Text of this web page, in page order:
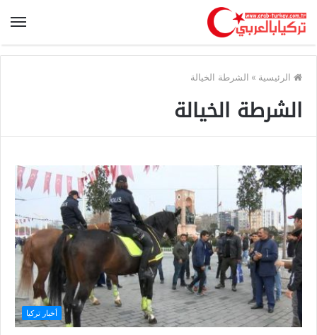
الرئيسية » الشرطة الخيالة
الشرطة الخيالة
أخبار تركيا